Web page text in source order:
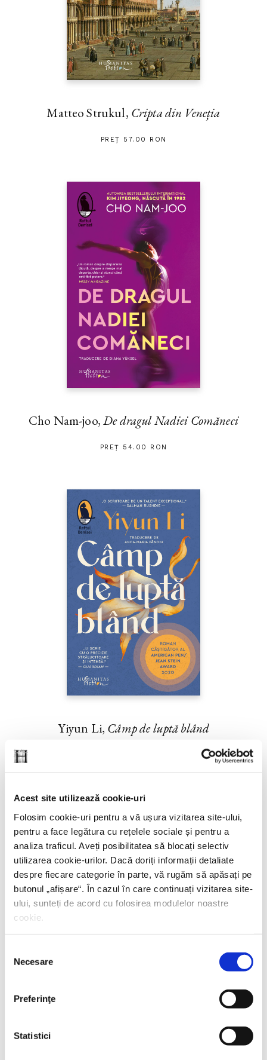
Acest site utilizează cookie-uri
Folosim cookie-uri pentru a vă ușura vizitarea site-ului,
pentru a face legătura cu rețelele sociale și pentru a
analiza traficul. Aveți posibilitatea să blocați selectiv
utilizarea cookie-urilor. Dacă doriți informații detaliate
despre fiecare categorie în parte, vă rugăm să apăsați pe
butonul „ afișare“. În cazul în care continuați vizitarea site-
ului, sunteți de acord cu folosirea modulelor noastre
cookie.
consimțământului
Necesare
Preferinţe
Statistici
Matteo Strukul, Cripta din Veneția
PREȚ 57.00 RON
Cho Nam-joo,De dragul Nadiei Comăneci
PREȚ 54.00 RON
Yiyun Li, Câmp de luptă blând
Shiva Rahbaran, Numele meu e Nevinovăție